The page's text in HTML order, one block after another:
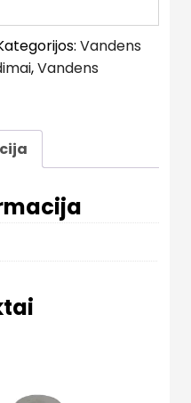
Vandens
,Vandens